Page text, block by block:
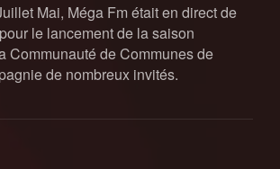
Mai, Méga Fm était en direct de
le lancement de la saison
Communauté de Communes de
de nombreux invités.